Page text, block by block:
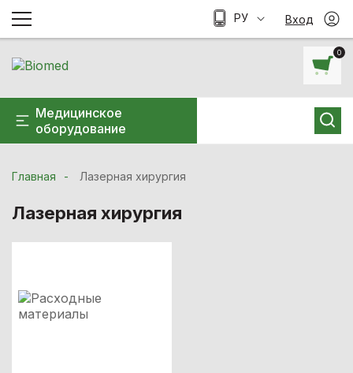
0
Медицинское
оборудование
РУ Вход
Главная Лазерная хирургия
Лазерная хирургия